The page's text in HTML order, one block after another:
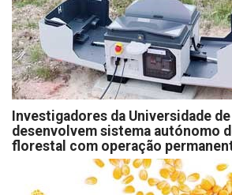
Investigadores da Universidade
desenvolvem sistema autónomo
florestal com operação